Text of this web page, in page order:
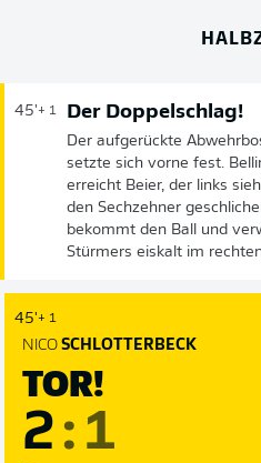
45'+ 1 Der Doppelschlag!
Der aufgerückte
setzte sich vorne fest.
erreicht Beier, der links
den Sechzehner
bekommt den Ball und
Stürmers eiskalt im
45'+ 1
NICO SCHLOTTERBECK
TOR!
2: 1